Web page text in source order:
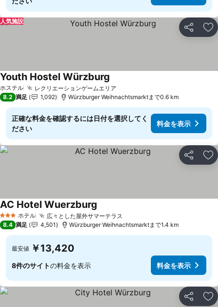
シェア お
人気施設
ホステル レクリエーションゲームエリア
Youth Hostel Würzburg
8.2 満足 1,092 Würzburger Weihnachtsmarktまで0.6 km
正確な料金を確認するには日付を選択してく
ださい
料金を表示
シェア お
3 ホテルのランク
ホテル 広々とした屋外サマーテラス
AC Hotel Wuerzburg
8.4 満足 4,501 Würzburger Weihnachtsmarktまで1.4 km
最安値 ￥13,420
8件のサイトの料金を表示 料金を表示
シェア お